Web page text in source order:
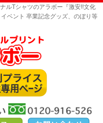
ルTシャツのアラボー『激安!!文化
ベント 卒業記念グッズ、のぼり等